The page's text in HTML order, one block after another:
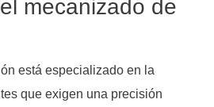
mecanizado de
está especializado en la
que exigen una precisión